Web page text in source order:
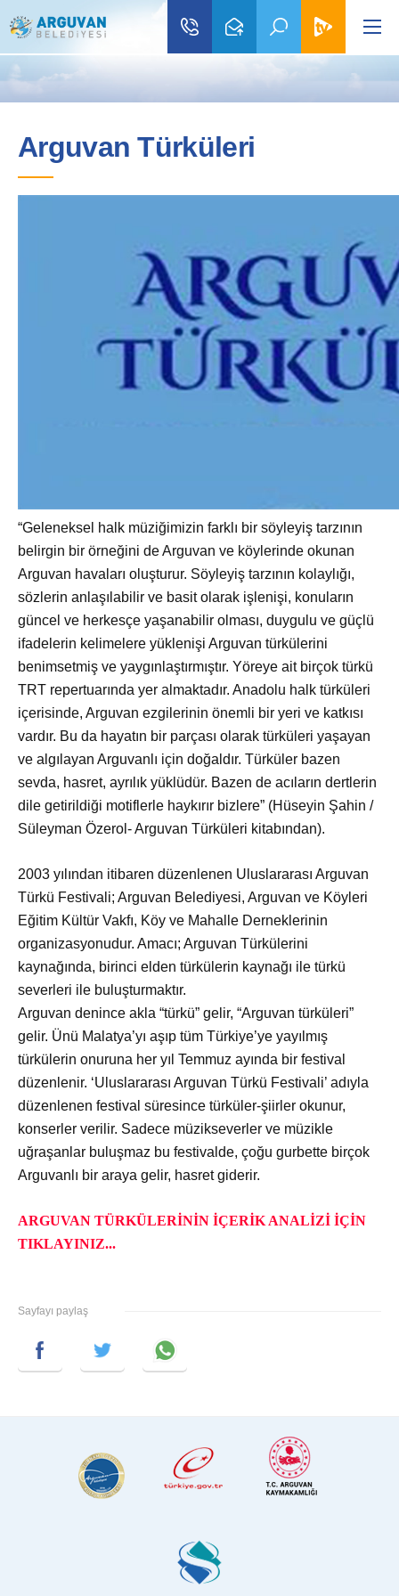
Arguvan Türküleri
“Geleneksel halk müziğimizin farklı bir söyleyiş tarzının
belirgin bir örneğini de Arguvan ve köylerinde okunan
Arguvan havaları oluşturur. Söyleyiş tarzının kolaylığı,
sözlerin anlaşılabilir ve basit olarak işlenişi, konuların
güncel ve herkesçe yaşanabilir olması, duygulu ve güçlü
ifadelerin kelimelere yüklenişi Arguvan türkülerini
benimsetmiş ve yaygınlaştırmıştır. Yöreye ait birçok türkü
TRT repertuarında yer almaktadır. Anadolu halk türküleri
içerisinde, Arguvan ezgilerinin önemli bir yeri ve katkısı
vardır. Bu da hayatın bir parçası olarak türküleri yaşayan
ve algılayan Arguvanlı için doğaldır. Türküler bazen
sevda, hasret, ayrılık yüklüdür. Bazen de acıların dertlerin
dile getirildiği motiflerle haykırır bizlere” (Hüseyin Şahin /
Süleyman Özerol- Arguvan Türküleri kitabından).
2003 yılından itibaren düzenlenen Uluslararası Arguvan
Türkü Festivali; Arguvan Belediyesi, Arguvan ve Köyleri
Eğitim Kültür Vakfı, Köy ve Mahalle Derneklerinin
organizasyonudur. Amacı; Arguvan Türkülerini
kaynağında, birinci elden türkülerin kaynağı ile türkü
severleri ile buluşturmaktır.
Arguvan denince akla “türkü” gelir, “Arguvan türküleri”
gelir. Ünü Malatya’yı aşıp tüm Türkiye’ye yayılmış
türkülerin onuruna her yıl Temmuz ayında bir festival
düzenlenir. ‘Uluslararası Arguvan Türkü Festivali’ adıyla
düzenlenen festival süresince türküler-şiirler okunur,
konserler verilir. Sadece müzikseverler ve müzikle
uğraşanlar buluşmaz bu festivalde, çoğu gurbette birçok
Arguvanlı bir araya gelir, hasret giderir.
ARGUVAN TÜRKÜLERİNİN İÇERİK ANALİZİ İÇİN
TIKLAYINIZ...
Sayfayı paylaş